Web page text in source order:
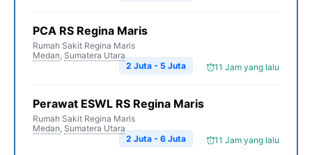
PCA RS Regina Maris
Rumah Sakit Regina Maris
Medan, Sumatera Utara
11 Jam yang lalu
2 Juta - 5 Juta
Perawat ESWL RS Regina Maris
Rumah Sakit Regina Maris
Medan, Sumatera Utara
11 Jam yang lalu
2 Juta - 6 Juta